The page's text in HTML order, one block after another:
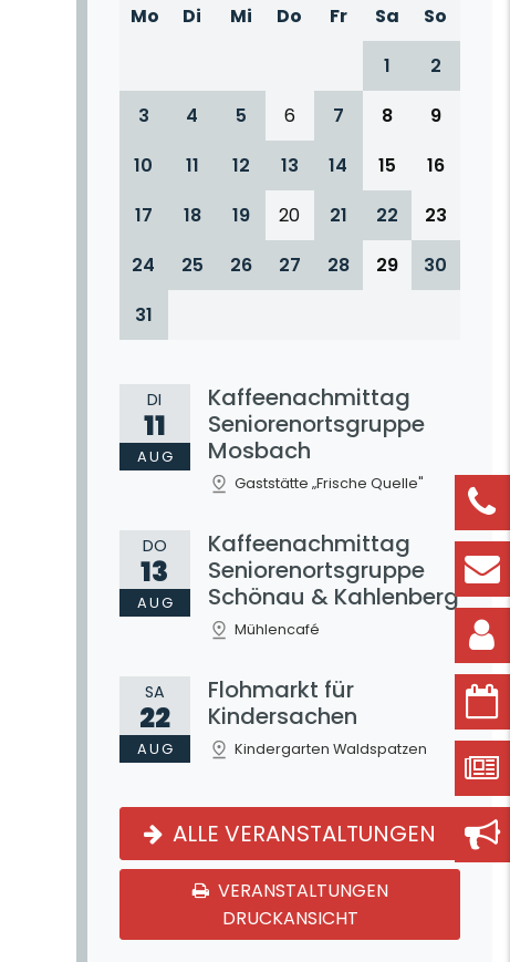
Mo Di Mi Do Fr Sa
So
1
2
3
4 5 6 7 8
9
10
11 12 13 14 15
16
17
18 19 20 21 22
23
24
25 26 27 28 29
30
31
DI
11
AUG
Kaffeenachmittag
Seniorenortsgruppe
Mosbach
Gaststätte „Frische Quelle"
DO
13
AUG
Kaffeenachmittag
Seniorenortsgruppe
Schönau & Kahlenberg
Mühlencafé
SA
22
AUG
Flohmarkt für
Kindersachen
Kindergarten Waldspatzen
ALLE VERANSTALTUNGEN
VERANSTALTUNGEN
DRUCKANSICHT